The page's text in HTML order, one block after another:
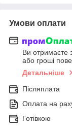
Умови оплати
Ви отримаєте
або гроші
Детальніше
Післяплата
Оплата на
Готівкою